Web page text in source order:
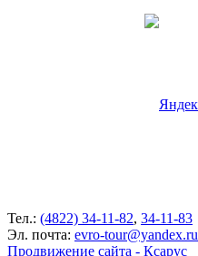
Тел.: (4822) 34-11-82, 34-11-83
Эл. почта: evro-tour@yandex.ru
Продвижение сайта - Ксарус